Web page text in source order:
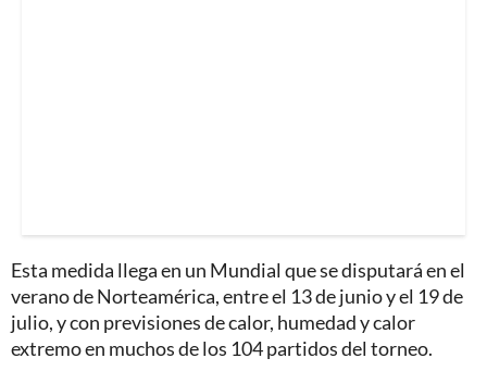
Esta medida llega en un Mundial que se disputará en el
verano de Norteamérica, entre el 13 de junio y el 19 de
julio, y con previsiones de calor, humedad y calor
extremo en muchos de los 104 partidos del torneo.